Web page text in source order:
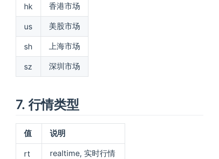
hk 香港市场
us 美股市场
sh 上海市场
sz 深圳市场
7. 行情类型
值 说明
rt realtime, 实时行情